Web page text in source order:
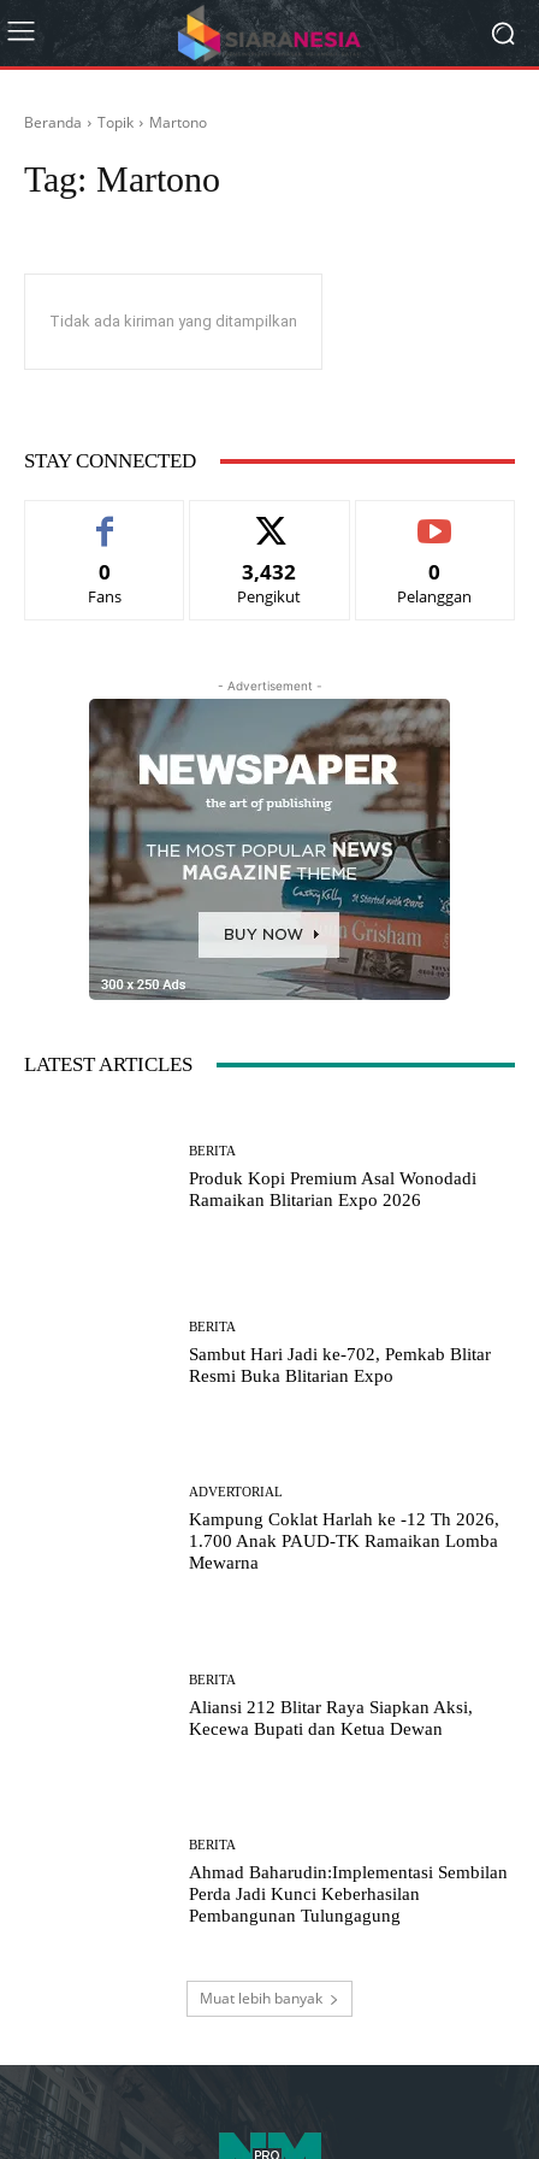
Beranda Topik Martono
Tag: Martono
Tidak ada kiriman yang ditampilkan
STAY CONNECTED
0
Fans
3,432
Pengikut
0
Pelanggan
- Advertisement -
LATEST ARTICLES
BERITA
Produk Kopi Premium Asal Wonodadi
Ramaikan Blitarian Expo 2026
BERITA
Sambut Hari Jadi ke-702, Pemkab Blitar
Resmi Buka Blitarian Expo
ADVERTORIAL
Kampung Coklat Harlah ke -12 Th 2026,
1.700 Anak PAUD-TK Ramaikan Lomba
Mewarna
BERITA
Aliansi 212 Blitar Raya Siapkan Aksi,
Kecewa Bupati dan Ketua Dewan
BERITA
Ahmad Baharudin:Implementasi Sembilan
Perda Jadi Kunci Keberhasilan
Pembangunan Tulungagung
Muat lebih banyak